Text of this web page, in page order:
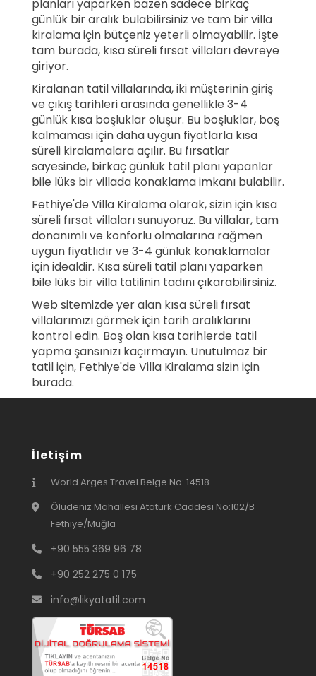
planları yaparken bazen sadece birkaç
günlük bir aralık bulabilirsiniz ve tam bir villa
kiralama için bütçeniz yeterli olmayabilir. İşte
tam burada, kısa süreli fırsat villaları devreye
giriyor.
Kiralanan tatil villalarında, iki müşterinin giriş
ve çıkış tarihleri arasında genellikle 3-4
günlük kısa boşluklar oluşur. Bu boşluklar, boş
kalmaması için daha uygun fiyatlarla kısa
süreli kiralamalara açılır. Bu fırsatlar
sayesinde, birkaç günlük tatil planı yapanlar
bile lüks bir villada konaklama imkanı bulabilir.
Fethiye'de Villa Kiralama olarak, sizin için kısa
süreli fırsat villaları sunuyoruz. Bu villalar, tam
donanımlı ve konforlu olmalarına rağmen
uygun fiyatlıdır ve 3-4 günlük konaklamalar
için idealdir. Kısa süreli tatil planı yaparken
bile lüks bir villa tatilinin tadını çıkarabilirsiniz.
Web sitemizde yer alan kısa süreli fırsat
villalarımızı görmek için tarih aralıklarını
kontrol edin. Boş olan kısa tarihlerde tatil
yapma şansınızı kaçırmayın. Unutulmaz bir
tatil için, Fethiye'de Villa Kiralama sizin için
burada.
İletişim
World Arges Travel Belge No: 14518
Ölüdeniz Mahallesi Atatürk Caddesi No:102/B
Fethiye/Muğla
+90 555 369 96 78
+90 252 275 0 175
info@likyatatil.com